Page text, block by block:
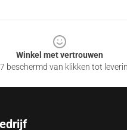
Winkel met vertrouwen
beschermd van klikken tot